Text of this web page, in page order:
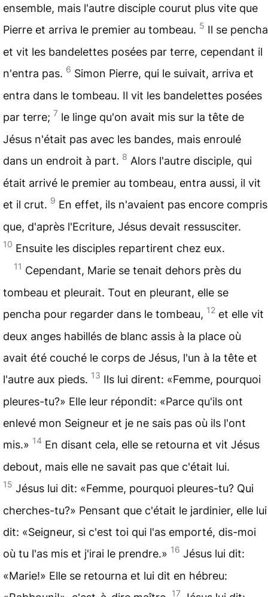
ensemble, mais l'autre disciple courut plus vite que
Pierre et arriva le premier au tombeau. 5 Il se pencha
et vit les bandelettes posées par terre, cependant il
n'entra pas. 6 Simon Pierre, qui le suivait, arriva et
entra dans le tombeau. Il vit les bandelettes posées
par terre; 7 le linge qu'on avait mis sur la tête de
Jésus n'était pas avec les bandes, mais enroulé
dans un endroit à part. 8 Alors l'autre disciple, qui
était arrivé le premier au tombeau, entra aussi, il vit
et il crut. 9 En effet, ils n'avaient pas encore compris
que, d'après l'Ecriture, Jésus devait ressusciter.
10 Ensuite les disciples repartirent chez eux.
11 Cependant, Marie se tenait dehors près du
tombeau et pleurait. Tout en pleurant, elle se
pencha pour regarder dans le tombeau, 12 et elle vit
deux anges habillés de blanc assis à la place où
avait été couché le corps de Jésus, l'un à la tête et
l'autre aux pieds. 13 Ils lui dirent: «Femme, pourquoi
pleures-tu?» Elle leur répondit: «Parce qu'ils ont
enlevé mon Seigneur et je ne sais pas où ils l'ont
mis.» 14 En disant cela, elle se retourna et vit Jésus
debout, mais elle ne savait pas que c'était lui.
15 Jésus lui dit: «Femme, pourquoi pleures-tu? Qui
cherches-tu?» Pensant que c'était le jardinier, elle lui
dit: «Seigneur, si c'est toi qui l'as emporté, dis-moi
où tu l'as mis et j'irai le prendre.» 16 Jésus lui dit:
«Marie!» Elle se retourna et lui dit en hébreu:
17